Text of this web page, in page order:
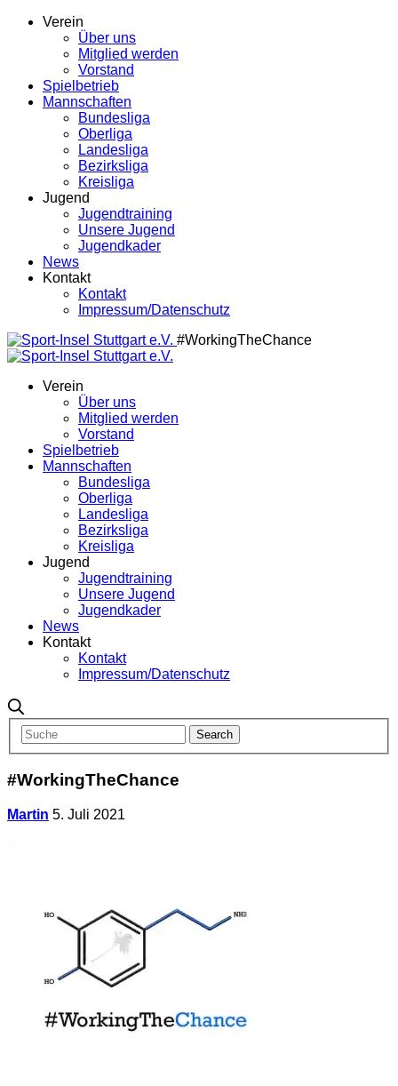
Verein
Über uns
Mitglied werden
Vorstand
Spielbetrieb
Mannschaften
Bundesliga
Oberliga
Landesliga
Bezirksliga
Kreisliga
Jugend
Jugendtraining
Unsere Jugend
Jugendkader
News
Kontakt
Kontakt
Impressum/Datenschutz
#WorkingTheChance
Verein
Über uns
Mitglied werden
Vorstand
Spielbetrieb
Mannschaften
Bundesliga
Oberliga
Landesliga
Bezirksliga
Kreisliga
Jugend
Jugendtraining
Unsere Jugend
Jugendkader
News
Kontakt
Kontakt
Impressum/Datenschutz
#WorkingTheChance
Martin 5. Juli 2021